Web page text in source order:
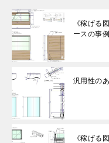
《稼げる
ースの事例
汎用性の
《稼げる